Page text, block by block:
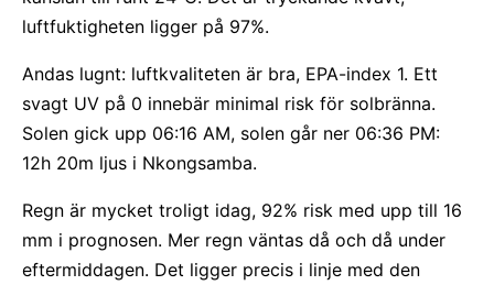
luftfuktigheten ligger på 97%.
Andas lugnt: luftkvaliteten är bra, EPA-index 1. Ett
svagt UV på 0 innebär minimal risk för solbränna.
Solen gick upp 06:16 AM, solen går ner 06:36 PM:
12h 20m ljus i Nkongsamba.
Regn är mycket troligt idag, 92% risk med upp till 16
mm i prognosen. Mer regn väntas då och då under
eftermiddagen. Det ligger precis i linje med den